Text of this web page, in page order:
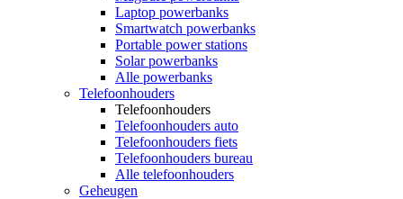
Laptop powerbanks
Smartwatch powerbanks
Portable power stations
Solar powerbanks
Alle powerbanks
Telefoonhouders
Telefoonhouders
Telefoonhouders auto
Telefoonhouders fiets
Telefoonhouders bureau
Alle telefoonhouders
Geheugen